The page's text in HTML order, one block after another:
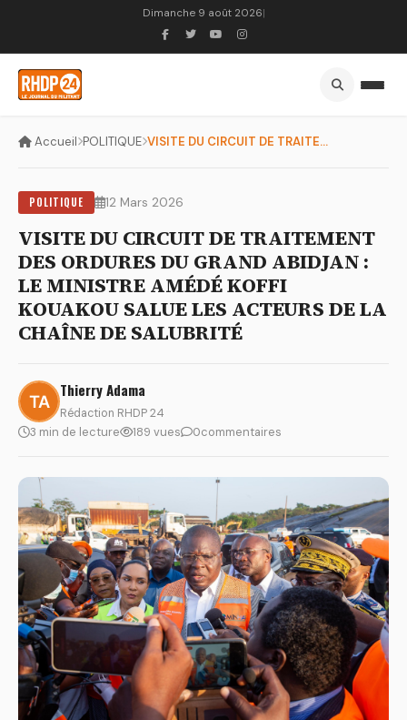
Dimanche 9 août 2026|
Accueil POLITIQUE VISITE DU CIRCUIT DE TRAITEMENT DES ORDURES DU GRAND ABIDJAN...
POLITIQUE 12 Mars 2026
VISITE DU CIRCUIT DE TRAITEMENT
DES ORDURES DU GRAND ABIDJAN :
LE MINISTRE AMÉDÉ KOFFI
KOUAKOU SALUE LES ACTEURS DE LA
CHAÎNE DE SALUBRITÉ
Thierry Adama
Rédaction RHDP 24
3 min de lecture 189 vues 0commentaires